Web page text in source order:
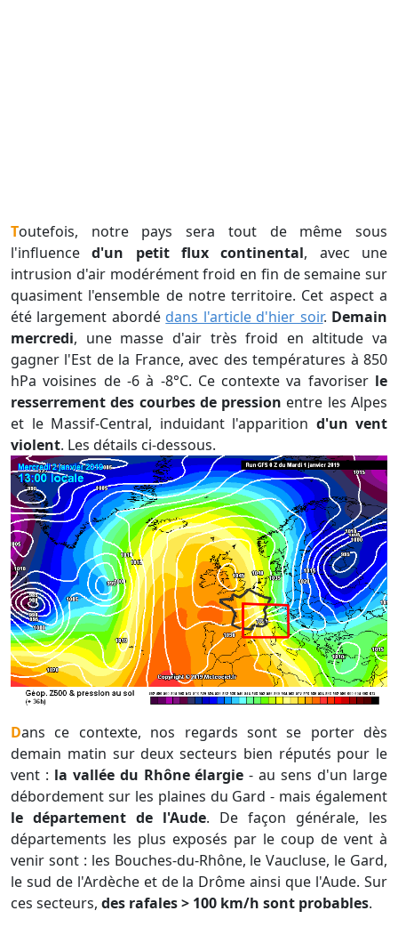
Toutefois, notre pays sera tout de même sous
l'influenced'un petit flux continental, avec une
intrusion d'air modérément froid en fin de semaine sur
quasiment l'ensemble de notre territoire. Cet aspect a
été largement abordé dans l'article d'hier soir. Demain
mercredi, une masse d'air très froid en altitude va
gagner l'Est de la France, avec des températures à 850
hPa voisines de -6 à -8°C. Ce contexte va favoriser le
resserrement des courbes de pression entre les Alpes
et le Massif-Central, induidant l'apparition d'un vent
violent. Les détails ci-dessous.
Dans ce contexte, nos regards sont se porter dès
demain matin sur deux secteurs bien réputés pour le
vent : la vallée du Rhône élargie - au sens d'un large
débordement sur les plaines du Gard - mais également
le département de l'Aude. De façon générale, les
départements les plus exposés par le coup de vent à
venir sont : les Bouches-du-Rhône, le Vaucluse, le Gard,
le sud de l'Ardèche et de la Drôme ainsi que l'Aude. Sur
ces secteurs, des rafales > 100 km/h sont probables.